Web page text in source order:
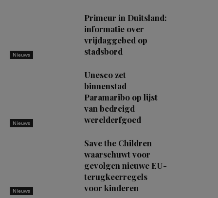
Nieuws
Primeur in Duitsland:
informatie over
vrijdaggebed op
stadsbord
Nieuws
Unesco zet
binnenstad
Paramaribo op lijst
van bedreigd
werelderfgoed
Nieuws
Save the Children
waarschuwt voor
gevolgen nieuwe EU-
terugkeerregels
voor kinderen